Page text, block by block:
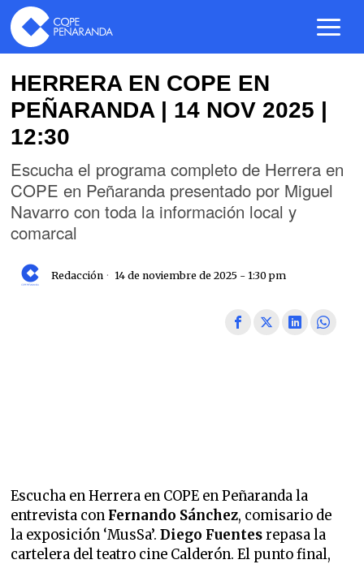
HERRERA EN COPE EN
PEÑARANDA | 14 NOV 2025 |
12:30
Escucha el programa completo de Herrera en
COPE en Peñaranda presentado por Miguel
Navarro con toda la información local y
comarcal
Redacción 14 de noviembre de 2025 - 1:30 pm
Escucha en Herrera en COPE en Peñaranda la
entrevista con Fernando Sánchez, comisario de
la exposición ‘MusSa’.Diego Fuentesrepasa la
cartelera del teatro cine Calderón. El punto final,